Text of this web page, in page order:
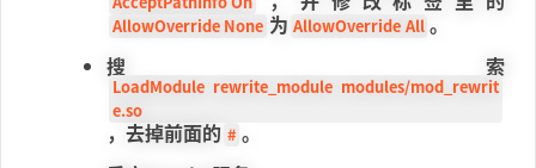
AllowOverride None 为 AllowOverride All 。
搜索
LoadModule rewrite_module modules/mod_rewrit
e.so
，去掉前面的 # 。